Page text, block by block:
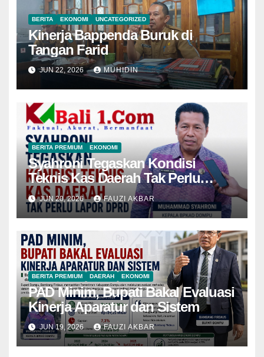
BERITA EKONOMI UNCATEGORIZED
Kinerja Bappenda Buruk di
Tangan Farid
JUN 22, 2026 MUHIDIN
BERITA PREMIUM EKONOMI
Syahroni Tegaskan Kondisi
Teknis Kas Daerah Tak Perlu
Lapor DPRD
JUN 20, 2026 FAUZI AKBAR
BERITA PREMIUM DAERAH EKONOMI
PAD Minim, Bupati Bakal Evaluasi
Kinerja Aparatur dan Sistem
JUN 19, 2026 FAUZI AKBAR